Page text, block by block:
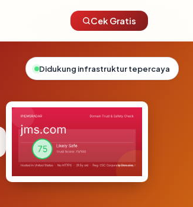
Cek Gratis
Didukung infrastruktur tepercaya